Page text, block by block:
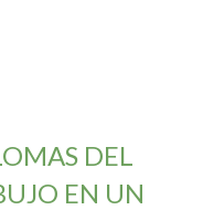
DEL
EN UN